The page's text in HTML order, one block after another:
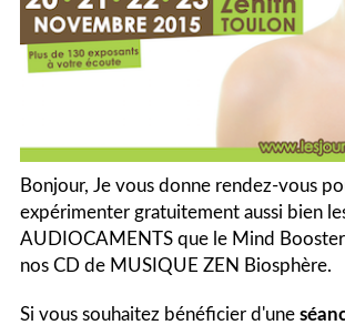
Bonjour, Je vous donne rendez-vous
expérimenter gratuitement aussi bien
AUDIOCAMENTS que le Mind Booster
nos CD de MUSIQUE ZEN Biosphère.
Si vous souhaitez bénéficier d'une